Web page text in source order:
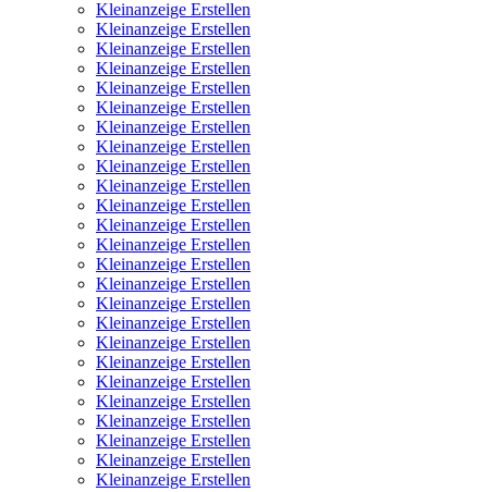
Kleinanzeige Erstellen
Kleinanzeige Erstellen
Kleinanzeige Erstellen
Kleinanzeige Erstellen
Kleinanzeige Erstellen
Kleinanzeige Erstellen
Kleinanzeige Erstellen
Kleinanzeige Erstellen
Kleinanzeige Erstellen
Kleinanzeige Erstellen
Kleinanzeige Erstellen
Kleinanzeige Erstellen
Kleinanzeige Erstellen
Kleinanzeige Erstellen
Kleinanzeige Erstellen
Kleinanzeige Erstellen
Kleinanzeige Erstellen
Kleinanzeige Erstellen
Kleinanzeige Erstellen
Kleinanzeige Erstellen
Kleinanzeige Erstellen
Kleinanzeige Erstellen
Kleinanzeige Erstellen
Kleinanzeige Erstellen
Kleinanzeige Erstellen